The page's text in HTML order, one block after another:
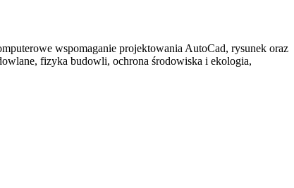
wspomaganie projektowania AutoCad, rysunek oraz
fizyka budowli, ochrona środowiska i ekologia,